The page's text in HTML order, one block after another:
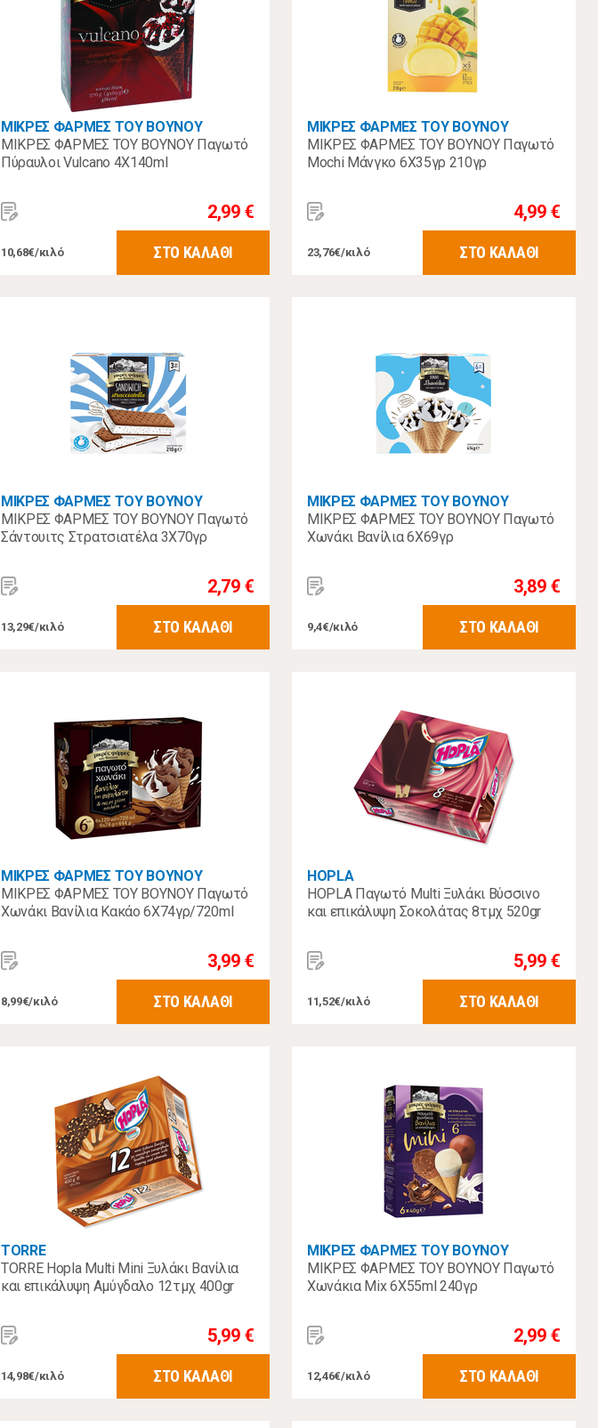
ΜΙΚΡΕΣ ΦΑΡΜΕΣ ΤΟΥ ΒΟΥΝΟΥ
ΜΙΚΡΕΣ ΦΑΡΜΕΣ ΤΟΥ ΒΟΥΝΟΥ Παγωτό
Πύραυλοι Vulcano 4Χ140ml
2,99 €
10,68€/κιλό ΣΤΟ ΚΑΛΑΘΙ
ΜΙΚΡΕΣ ΦΑΡΜΕΣ ΤΟΥ ΒΟΥΝΟΥ
ΜΙΚΡΕΣ ΦΑΡΜΕΣ ΤΟΥ ΒΟΥΝΟΥ Παγωτό
Mochi Μάνγκο 6Χ35γρ 210γρ
4,99 €
23,76€/κιλό ΣΤΟ ΚΑΛΑΘΙ
ΜΙΚΡΕΣ ΦΑΡΜΕΣ ΤΟΥ ΒΟΥΝΟΥ
ΜΙΚΡΕΣ ΦΑΡΜΕΣ ΤΟΥ ΒΟΥΝΟΥ Παγωτό
Σάντουιτς Στρατσιατέλα 3Χ70γρ
2,79 €
13,29€/κιλό ΣΤΟ ΚΑΛΑΘΙ
ΜΙΚΡΕΣ ΦΑΡΜΕΣ ΤΟΥ ΒΟΥΝΟΥ
ΜΙΚΡΕΣ ΦΑΡΜΕΣ ΤΟΥ ΒΟΥΝΟΥ Παγωτό
Χωνάκι Βανίλια 6Χ69γρ
3,89 €
9,4€/κιλό ΣΤΟ ΚΑΛΑΘΙ
ΜΙΚΡΕΣ ΦΑΡΜΕΣ ΤΟΥ ΒΟΥΝΟΥ
ΜΙΚΡΕΣ ΦΑΡΜΕΣ ΤΟΥ ΒΟΥΝΟΥ Παγωτό
Χωνάκι Βανίλια Κακάο 6Χ74γρ/720ml
3,99 €
8,99€/κιλό ΣΤΟ ΚΑΛΑΘΙ
HOPLA
HOPLA Παγωτό Multi Ξυλάκι Βύσσινο
και επικάλυψη Σοκολάτας 8τμχ 520gr
5,99 €
11,52€/κιλό ΣΤΟ ΚΑΛΑΘΙ
TORRE
TORRE Hopla Multi Mini Ξυλάκι Βανίλια
και επικάλυψη Αμύγδαλο 12τμχ 400gr
5,99 €
14,98€/κιλό ΣΤΟ ΚΑΛΑΘΙ
ΜΙΚΡΕΣ ΦΑΡΜΕΣ ΤΟΥ ΒΟΥΝΟΥ
ΜΙΚΡΕΣ ΦΑΡΜΕΣ ΤΟΥ ΒΟΥΝΟΥ Παγωτό
Χωνάκια Mix 6Χ55ml 240γρ
2,99 €
12,46€/κιλό ΣΤΟ ΚΑΛΑΘΙ